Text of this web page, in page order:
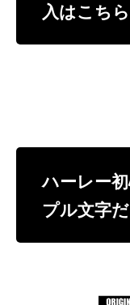
入はこち
ハーレー
プル文字